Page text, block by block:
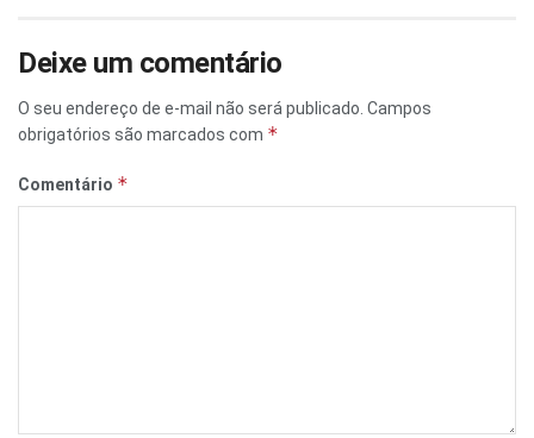
Deixe um comentário
O seu endereço de e-mail não será publicado. Campos
obrigatórios são marcados com *
Comentário *